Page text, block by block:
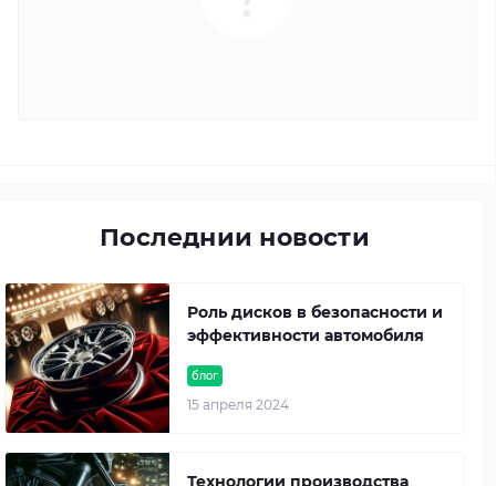
Последнии новости
блог
15 апреля 2024
Роль дисков в безопасности и
эффективности автомобиля
Технологии производства